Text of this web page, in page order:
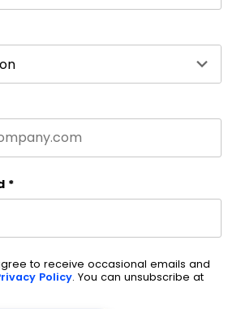
*
to receive occasional emails and
Policy. You can unsubscribe at